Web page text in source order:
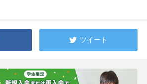
ツイート